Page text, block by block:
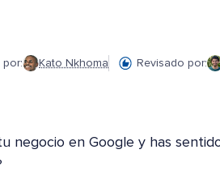
por: Kato Nkhoma Revisado por:
negocio en Google y has